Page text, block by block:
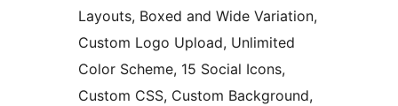
Layouts, Boxed and Wide Variation,
Custom Logo Upload, Unlimited
Color Scheme, 15 Social Icons,
Custom CSS, Custom Background,